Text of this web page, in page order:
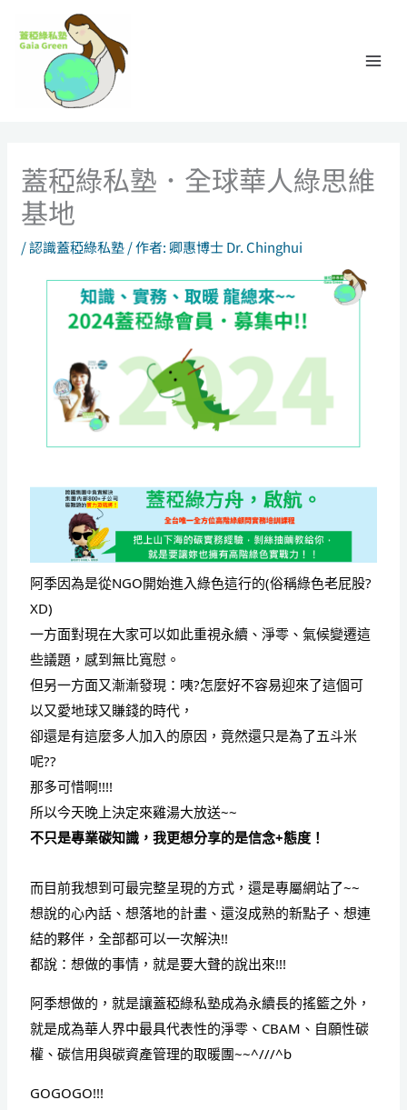
蓋稏綠私塾．全球華人綠思維
基地
/認識蓋稏綠私塾/ 作者: 卿惠博士 Dr. Chinghui
阿季因為是從NGO開始進入綠色這行的(俗稱綠色老屁股?
XD)
一方面對現在大家可以如此重視永續、淨零、氣候變遷這
些議題，感到無比寬慰。
但另一方面又漸漸發現：咦?怎麼好不容易迎來了這個可
以又愛地球又賺錢的時代，
卻還是有這麼多人加入的原因，竟然還只是為了五斗米
呢??
那多可惜啊!!!!
所以今天晚上決定來雞湯大放送~~
不只是專業碳知識，我更想分享的是信念+態度！
而目前我想到可最完整呈現的方式，還是專屬網站了~~
想說的心內話、想落地的計畫、還沒成熟的新點子、想連
結的夥伴，全部都可以一次解決!!
都說：想做的事情，就是要大聲的說出來!!!
阿季想做的，就是讓蓋稏綠私塾成為永續長的搖籃之外，
就是成為華人界中最具代表性的淨零、CBAM、自願性碳
權、碳信用與碳資產管理的取暖團~~^///^b
GOGOGO!!!